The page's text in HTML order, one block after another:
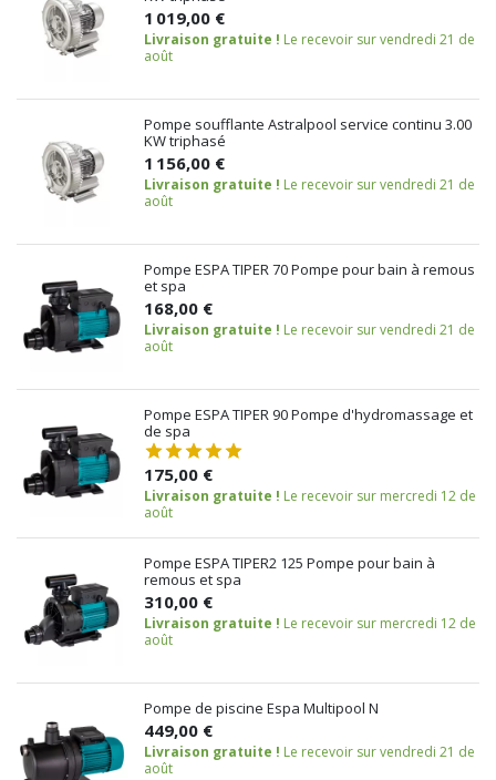
1 019,00 €
Livraison gratuite ! Le recevoir sur vendredi 21 de
août
Pompe soufflante Astralpool service continu 3.00
KW triphasé
1 156,00 €
Livraison gratuite ! Le recevoir sur vendredi 21 de
août
Pompe ESPA TIPER 70 Pompe pour bain à remous
et spa
168,00 €
Livraison gratuite ! Le recevoir sur vendredi 21 de
août
Pompe ESPA TIPER 90 Pompe d'hydromassage et
de spa
175,00 €
Livraison gratuite ! Le recevoir sur mercredi 12 de
août
Pompe ESPA TIPER2 125 Pompe pour bain à
remous et spa
310,00 €
Livraison gratuite ! Le recevoir sur mercredi 12 de
août
Pompe de piscine Espa Multipool N
449,00 €
Livraison gratuite ! Le recevoir sur vendredi 21 de
août